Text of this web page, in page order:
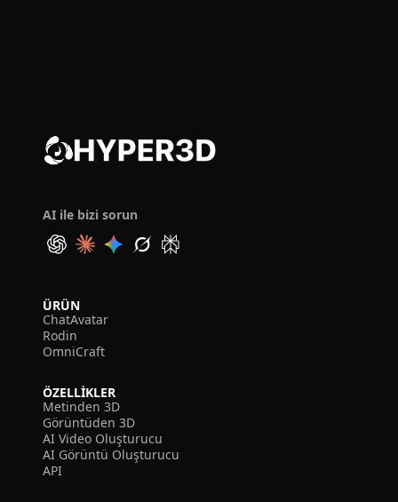
AI ile bizi sorun
ÜRÜN
ChatAvatar
Rodin
OmniCraft
ÖZELLIKLER
Metinden 3D
Görüntüden 3D
AI Video Oluşturucu
AI Görüntü Oluşturucu
API